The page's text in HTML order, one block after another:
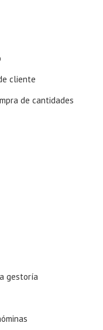
cliente
de cantidades
gestoría